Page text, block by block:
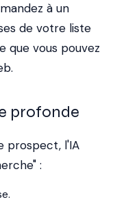
à un
de votre liste
que vous pouvez
profonde
prospect, l'IA
: